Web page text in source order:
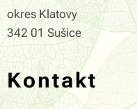
okres Klatovy
342 01 Sušice
Kontakt